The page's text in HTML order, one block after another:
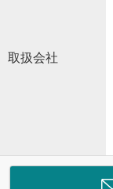
取扱会社